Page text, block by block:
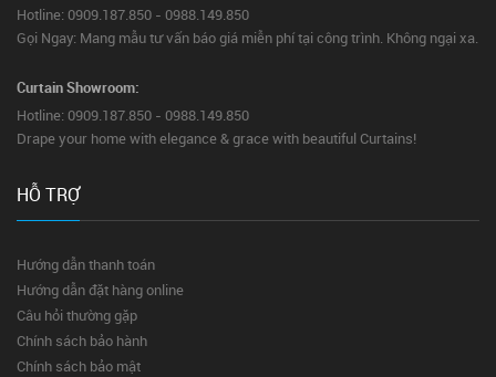
Hotline: 0909.187.850 - 0988.149.850
Gọi Ngay: Mang mẫu tư vấn báo giá miễn phí tại công trình. Không ngại xa.
Curtain Showroom:
Hotline: 0909.187.850 - 0988.149.850
Drape your home with elegance & grace with beautiful Curtains!
HỖ TRỢ
Hướng dẫn thanh toán
Hướng dẫn đặt hàng online
Câu hỏi thường gặp
Chính sách bảo hành
Chính sách bảo mật